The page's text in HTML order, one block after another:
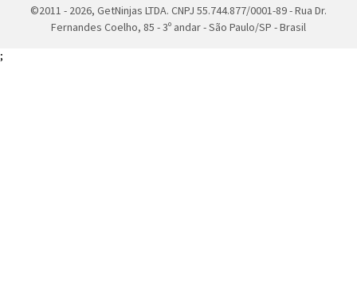
©2011 - 2026, GetNinjas LTDA. CNPJ 55.744.877/0001-89 - Rua Dr.
Fernandes Coelho, 85 - 3º andar - São Paulo/SP - Brasil
;